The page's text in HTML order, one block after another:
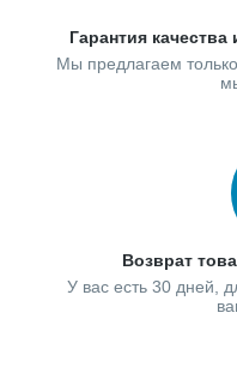
Гарантия
Мы предлагаем
Возврат
У вас есть 30 дней,